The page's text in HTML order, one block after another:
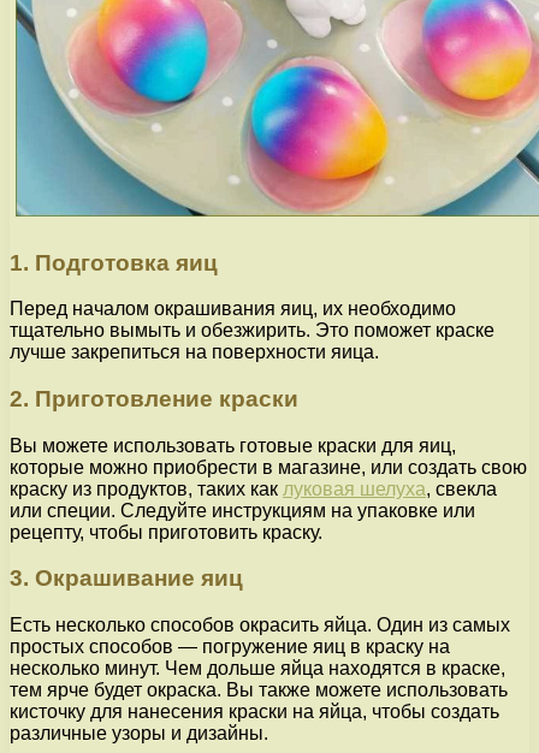
1. Подготовка яиц
Перед началом окрашивания яиц, их необходимо
тщательно вымыть и обезжирить. Это поможет краске
лучше закрепиться на поверхности яица.
2. Приготовление краски
Вы можете использовать готовые краски для яиц,
которые можно приобрести в магазине, или создать свою
краску из продуктов, таких как луковая шелуха, свекла
или специи. Следуйте инструкциям на упаковке или
рецепту, чтобы приготовить краску.
3. Окрашивание яиц
Есть несколько способов окрасить яйца. Один из самых
простых способов — погружение яиц в краску на
несколько минут. Чем дольше яйца находятся в краске,
тем ярче будет окраска. Вы также можете использовать
кисточку для нанесения краски на яйца, чтобы создать
различные узоры и дизайны.